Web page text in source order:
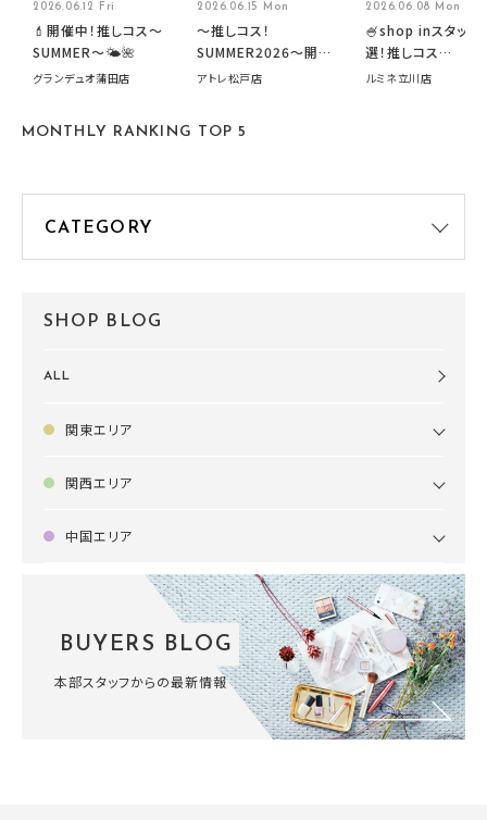
2026.06.12 Fri
💄開催中！推しコス〜
SUMMER〜🌤️🌺
グランデュオ蒲田店
2026.06.15 Mon
～推しコス！
SUMMER2026～開催
中です！
アトレ松戸店
2026.06.08 Mon
🍧shop inスタッフ
選！推しコス
summer2026開催
ルミネ立川店
MONTHLY RANKING TOP 5
SHOP BLOG
ALL
関東エリア
関西エリア
中国エリア
BUYERS BLOG
本部スタッフからの最新情報